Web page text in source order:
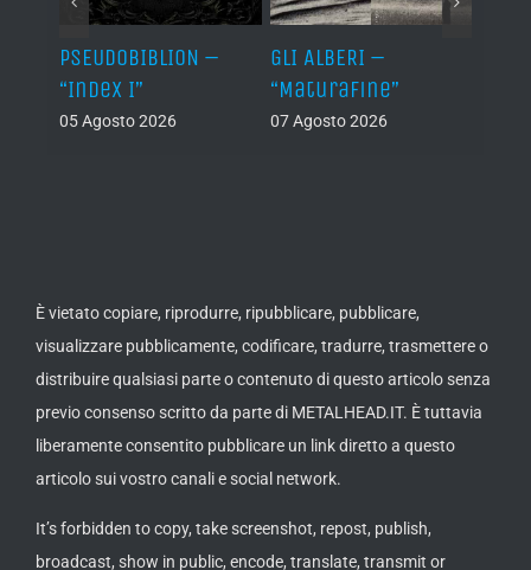
PSEUDOBIBLION –
“Index I”
05 Agosto 2026
GLI ALBERI –
“Maturafine”
07 Agosto 2026
È vietato copiare, riprodurre, ripubblicare, pubblicare,
visualizzare pubblicamente, codificare, tradurre, trasmettere o
distribuire qualsiasi parte o contenuto di questo articolo senza
previo consenso scritto da parte di METALHEAD.IT. È tuttavia
liberamente consentito pubblicare un link diretto a questo
articolo sui vostro canali e social network.
It’s forbidden to copy, take screenshot, repost, publish,
broadcast, show in public, encode, translate, transmit or